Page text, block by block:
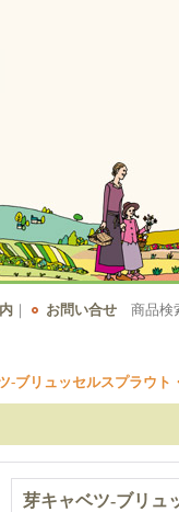
｜ お問い合せ 商品検
-ブリュッセルスプラウト
芽キャベツ-ブリュ